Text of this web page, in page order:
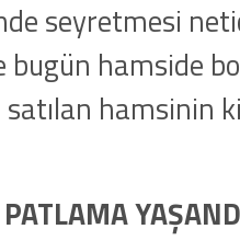
seyretmesi
hamside
hamsinin